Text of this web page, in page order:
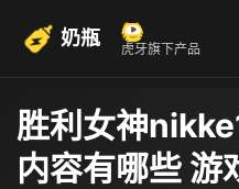
奶瓶 虎牙旗下产品
胜利女神
内容有哪些 游